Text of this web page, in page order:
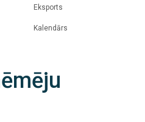
Eksports
Kalendārs